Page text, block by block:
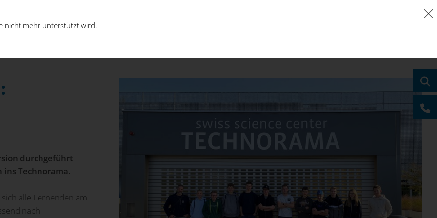
durchgeführt
ins Technorama.
alle Lernenden am
nach
nicht mehr unterstützt wird.